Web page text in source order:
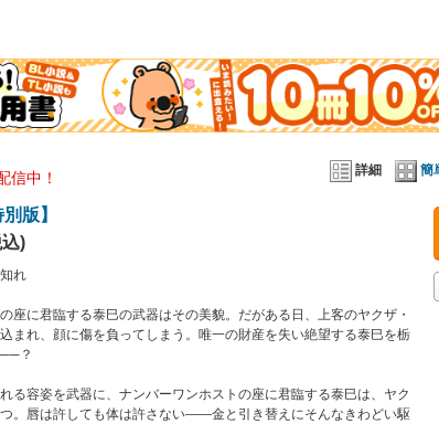
抉ったとき、遊びは終わりを告げる。栃沢は美貌を失って絶望する泰巳
収録した特別版！
詳細 簡
信中！
版】
)
れ
座に君臨する泰巳の武器はその美貌。だがある日、上客のヤクザ・
まれ、顔に傷を負ってしまう。唯一の財産を失い絶望する泰巳を栃
？
る容姿を武器に、ナンバーワンホストの座に君臨する泰巳は、ヤク
。唇は許しても体は許さない――金と引き替えにそんなきわどい駆